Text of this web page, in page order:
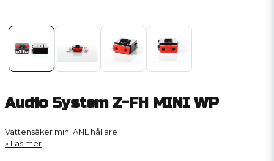
Audio System Z-FH MINI WP
Vattensäker mini ANL hållare
Läs mer